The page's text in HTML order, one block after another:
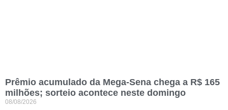
Prêmio acumulado da Mega-Sena chega a R$ 165
milhões; sorteio acontece neste domingo
08/08/2026